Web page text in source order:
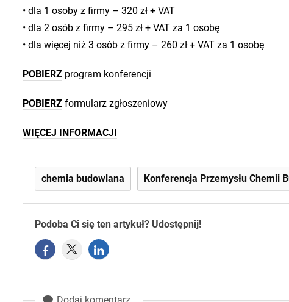
• dla 1 osoby z firmy – 320 zł + VAT
• dla 2 osób z firmy – 295 zł + VAT za 1 osobę
• dla więcej niż 3 osób z firmy – 260 zł + VAT za 1 osobę
POBIERZ program konferencji
POBIERZ formularz zgłoszeniowy
WIĘCEJ INFORMACJI
chemia budowlana Konferencja Przemysłu Chemii
Podoba Ci się ten artykuł? Udostępnij!